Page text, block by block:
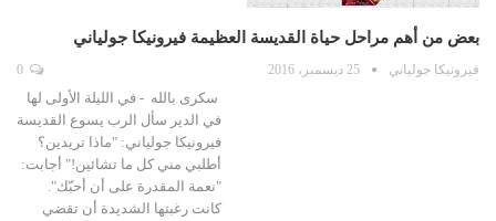
بعض من أهم مراحل حياة القديسة العظيمة فيرونيكا جولياني
فيرونيكا جولياني 25 ديسمبر، 2016
سكرى بالله - في الليلة الأولى لها
في الدير سأل الرب يسوع القديسة
فيرونيكا جولياني: "ماذا تريدين؟
أطلبي مني كل ما تشائين!" أجابت:
"نعمة المقدرة على أن أحبّك".
كانت رغبتها الشديدة أن تقضي